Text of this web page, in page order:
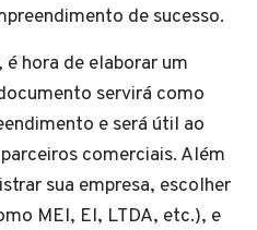
de sucesso.
hora de elaborar um
servirá como
e será útil ao
comerciais. Além
sua empresa, escolher
MEI, EI, LTDA, etc.), e